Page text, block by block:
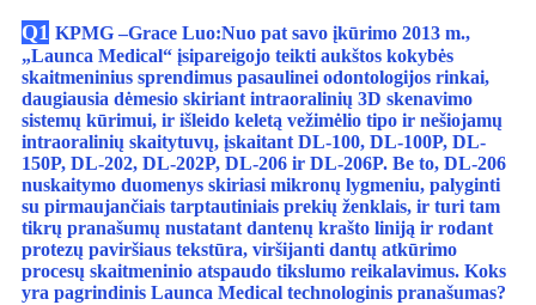
Q1 KPMG –Grace Luo:Nuo pat savo įkūrimo 2013 m.,
„Launca Medical“ įsipareigojo teikti aukštos kokybės
skaitmeninius sprendimus pasaulinei odontologijos rinkai,
daugiausia dėmesio skiriant intraoralinių 3D skenavimo
sistemų kūrimui, ir išleido keletą vežimėlio tipo ir nešiojamų
intraoralinių skaitytuvų, įskaitant DL-100, DL-100P, DL-
150P, DL-202, DL-202P, DL-206 ir DL-206P. Be to, DL-206
nuskaitymo duomenys skiriasi mikronų lygmeniu, palyginti
su pirmaujančiais tarptautiniais prekių ženklais, ir turi tam
tikrų pranašumų nustatant dantenų krašto liniją ir rodant
protezų paviršiaus tekstūra, viršijanti dantų atkūrimo
procesų skaitmeninio atspaudo tikslumo reikalavimus. Koks
yra pagrindinis Launca Medical technologinis pranašumas?